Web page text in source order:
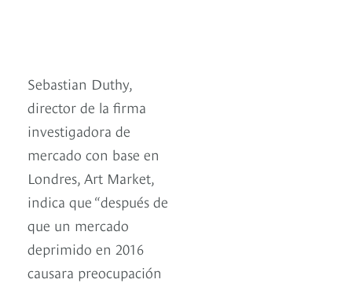
Sebastian Duthy,
director de la firma
investigadora de
mercado con base en
Londres, Art Market,
indica que “después de
que un mercado
deprimido en 2016
causara preocupación